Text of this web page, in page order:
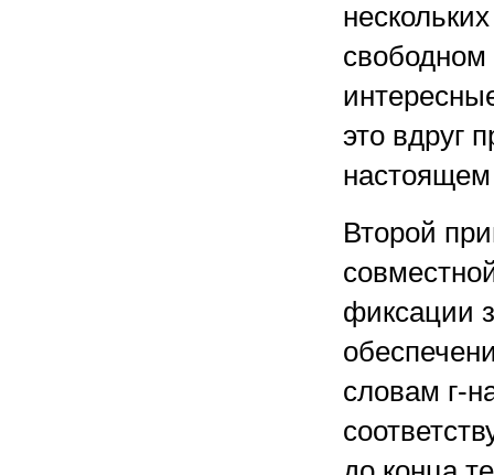
свободном
это вдруг
Второй
фиксации
словам г-